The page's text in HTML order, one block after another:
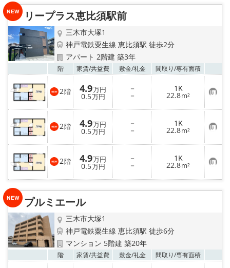
リープラス恵比須駅前
三木市大塚1
神戸電鉄粟生線 恵比須駅 徒歩2分
アパート 2階建 築3年
階 家賃/共益費 敷金/礼金 間取り/専有面積
2階 4.9万円
0.5万円
－
－
1K
22.8m² お
気
に
入
り
登
録
2階 4.9万円
0.5万円
－
－
1K
22.8m² お
気
に
入
り
登
録
2階 4.9万円
0.5万円
－
－
1K
22.8m² お
気
に
り
プルミエール
三木市大塚1
神戸電鉄粟生線 恵比須駅 徒歩6分
マンション 5階建 築20年
階 家賃/共益費 敷金/礼金 間取り/専有面積